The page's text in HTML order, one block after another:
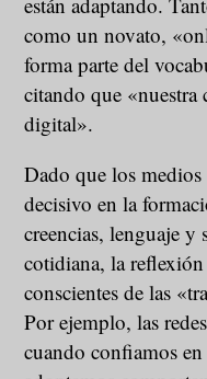
como un novato,
forma parte del
citando que «nuestra
digital».
Dado que los medios
decisivo en la
creencias, lenguaje y
cotidiana, la
conscientes de las
Por ejemplo, las
cuando confiamos